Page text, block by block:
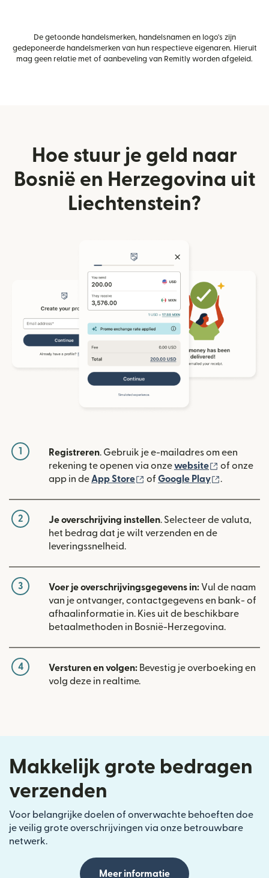
De getoonde handelsmerken, handelsnamen en logo's zijn
gedeponeerde handelsmerken van hun respectieve eigenaren. Hieruit
mag geen relatie met of aanbeveling van Remitly worden afgeleid.
Hoe stuur je geld naar
Bosnië en Herzegovina uit
Liechtenstein?
1 Registreren. Gebruik je e-mailadres om een
rekening te openen via onzewebsite (wordt
of onze
app in de App Store (wordt geopend in een
of Google Play .
2 Je overschrijving instellen. Selecteer de valuta,
het bedrag dat je wilt verzenden en de
leveringssnelheid.
3 Voer je overschrijvingsgegevens in: Vul de naam
van je ontvanger, contactgegevens en bank- of
afhaalinformatie in. Kies uit de beschikbare
betaalmethoden in Bosnië-Herzegovina.
4 Versturen en volgen: Bevestig je overboeking en
volg deze in realtime.
Makkelijk grote bedragen
verzenden
Voor belangrijke doelen of onverwachte behoeften doe
je veilig grote overschrijvingen via onze betrouwbare
netwerk.
Meer informatie